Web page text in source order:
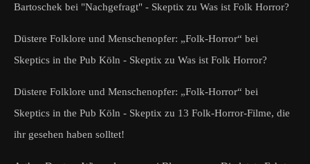
Bartoschek bei "Nachgefragt" - Skeptix zu Was ist Folk Horror?
Düstere Folklore und Menschenopfer: „Folk-Horror“ bei
Skeptics in the Pub Köln - Skeptix zu Was ist Folk Horror?
Düstere Folklore und Menschenopfer: „Folk-Horror“ bei
Skeptics in the Pub Köln - Skeptix zu 13 Folk-Horror-Filme, die
ihr gesehen haben solltet!